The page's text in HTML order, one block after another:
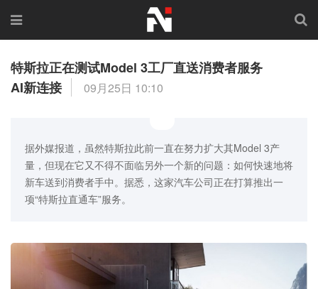
特斯拉正在测试Model 3工厂直送消费者服务
AI新连接
09月25日 10:10
据外媒报道，虽然特斯拉此前一直在努力扩大其Model 3产
量，但现在它又不得不面临另外一个新的问题：如何快速地将
新车送到消费者手中。据悉，这家汽车公司正在打算推出一
项“特斯拉直通车”服务。